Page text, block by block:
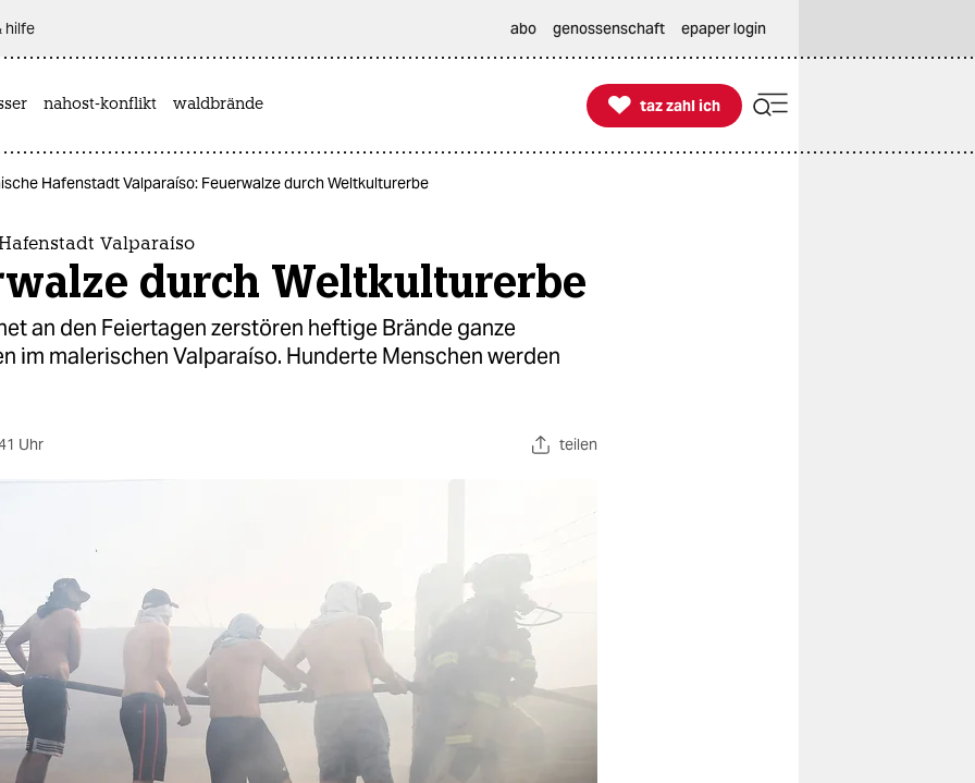
hilfe abo genossenschaft epaper login
nahost-konflikt waldbrände 
taz zahl ich
taz zahl ich
Hafenstadt Valparaíso: Feuerwalze durch Weltkulturerbe
Valparaíso
durch Weltkulturerbe
an den Feiertagen zerstören heftige Brände ganze
im malerischen Valparaíso. Hunderte Menschen werden
Uhr teilen